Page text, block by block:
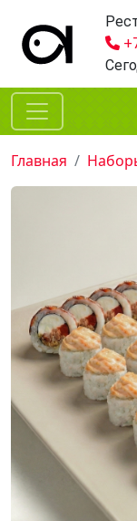
Главная